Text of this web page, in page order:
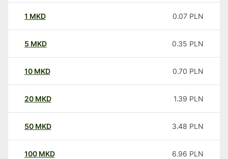
1 MKD 0.07 PLN
5 MKD 0.35 PLN
10 MKD 0.70 PLN
20 MKD 1.39 PLN
50 MKD 3.48 PLN
100 MKD 6.96 PLN